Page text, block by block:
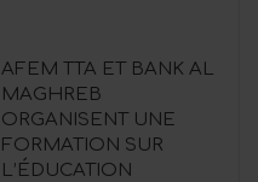
AFEM TTA ET BANK AL
MAGHREB
ORGANISENT UNE
FORMATION SUR
L’ÉDUCATION